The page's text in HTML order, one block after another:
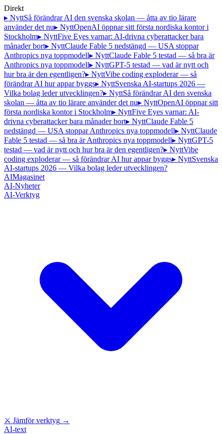
Direkt
▸ NyttSå förändrar AI den svenska skolan — åtta av tio lärare
använder det nu▸ NyttOpenAI öppnar sitt första nordiska kontor i
Stockholm▸ NyttFive Eyes varnar: AI-drivna cyberattacker bara
månader bort▸ NyttClaude Fable 5 nedstängd — USA stoppar
Anthropics nya toppmodell▸ NyttClaude Fable 5 testad — så bra är
Anthropics nya toppmodell▸ NyttGPT-5 testad — vad är nytt och
hur bra är den egentligen?▸ NyttVibe coding exploderar — så
förändrar AI hur appar byggs▸ NyttSvenska AI-startups 2026 —
Vilka bolag leder utvecklingen?▸ NyttSå förändrar AI den svenska
skolan — åtta av tio lärare använder det nu▸ NyttOpenAI öppnar sitt
första nordiska kontor i Stockholm▸ NyttFive Eyes varnar: AI-
drivna cyberattacker bara månader bort▸ NyttClaude Fable 5
nedstängd — USA stoppar Anthropics nya toppmodell▸ NyttClaude
Fable 5 testad — så bra är Anthropics nya toppmodell▸ NyttGPT-5
testad — vad är nytt och hur bra är den egentligen?▸ NyttVibe
coding exploderar — så förändrar AI hur appar byggs▸ NyttSvenska
AI-startups 2026 — Vilka bolag leder utvecklingen?
AIMagasinet
AI-Nyheter
AI-Verktyg
⚔ Jämför verktyg →
AI-text